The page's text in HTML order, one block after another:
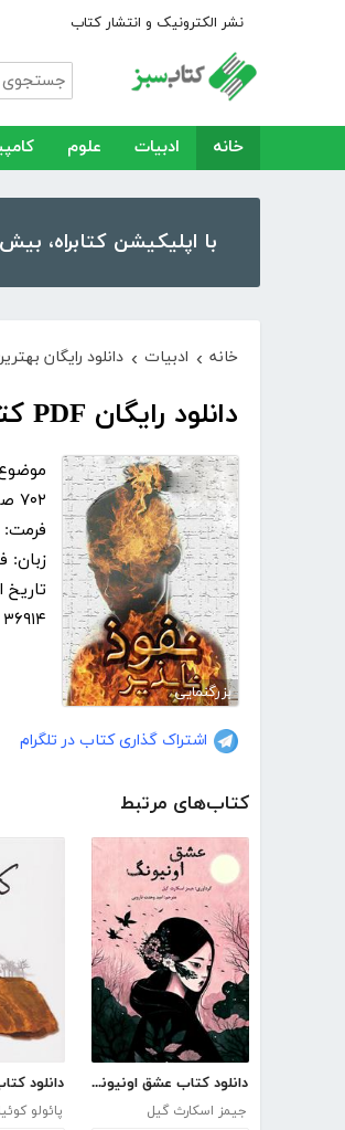
نشر الکترونیک و انتشار کتاب
خانه ادبیات علوم
با اپلیکیشن کتابراه، بیش از ۵۰،۰۰۰ کتاب، کتاب صوتی و رمان را در موبایل و تبلت خود
خانه › ادبیات › دانلود رایگان
دانلود رایگان PDF کتاب رمان نفوذ ناپذیر
بزرگنمایی
۷۰۲ صفحه
فرمت: PDF
زبان:
تاریخ انتشار:
۳۶۹۱۴ بازدید
اشتراک گذاری کتاب در تلگرام
کتاب‌های مرتبط
دانلود کتاب عشق اونیونگ
جیمز اسکارث گیل
دانلود
پائولو